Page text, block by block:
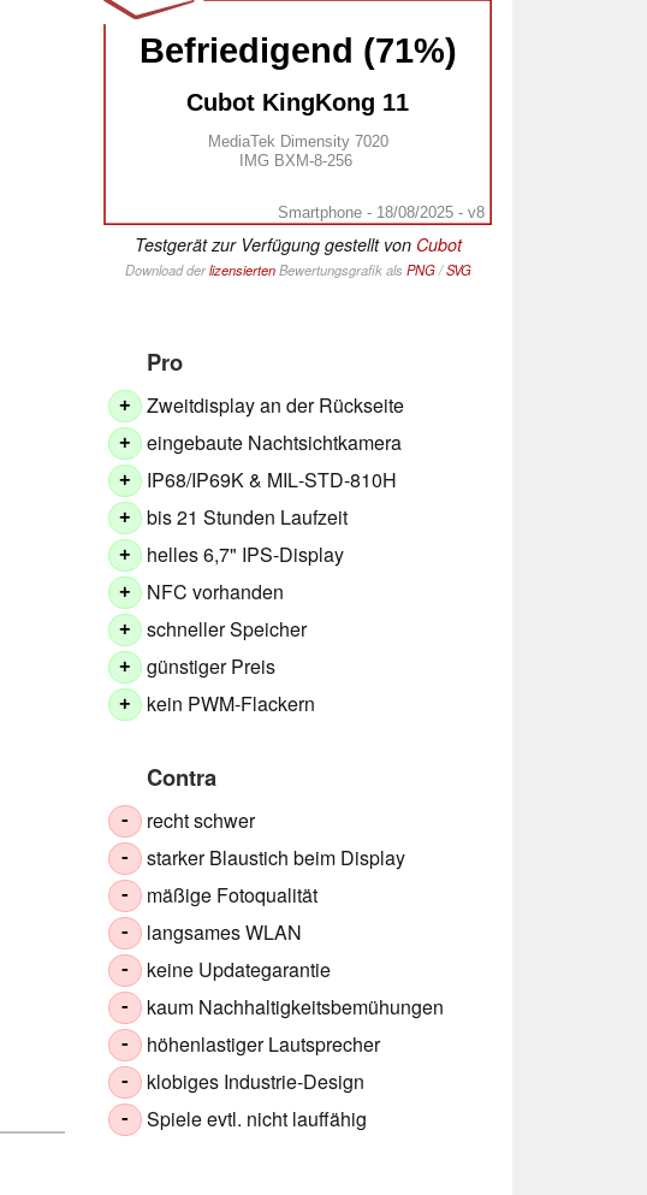
Befriedigend (71%)
Cubot KingKong 11
MediaTek Dimensity 7020
IMG BXM-8-256
Smartphone - 18/08/2025 - v8
Testgerät zur Verfügung gestellt von Cubot
Download derlizensiertenBewertungsgrafik als PNG/SVG
Pro
+ Zweitdisplay an der Rückseite
+ eingebaute Nachtsichtkamera
+ IP68/IP69K & MIL‑STD‑810H
+ bis 21 Stunden Laufzeit
+ helles 6,7" IPS‑Display
+ NFC vorhanden
+ schneller Speicher
+ günstiger Preis
+ kein PWM-Flackern
Contra
- recht schwer
- starker Blaustich beim Display
- mäßige Fotoqualität
- langsames WLAN
- keine Updategarantie
- kaum Nachhaltigkeitsbemühungen
- höhenlastiger Lautsprecher
- klobiges Industrie‑Design
- Spiele evtl. nicht lauffähig